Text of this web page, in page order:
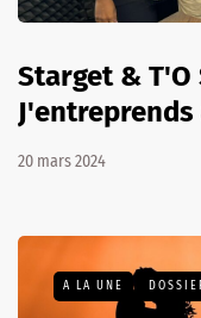
Starget &
J'entreprends
20 mars 2024
A LA UNE